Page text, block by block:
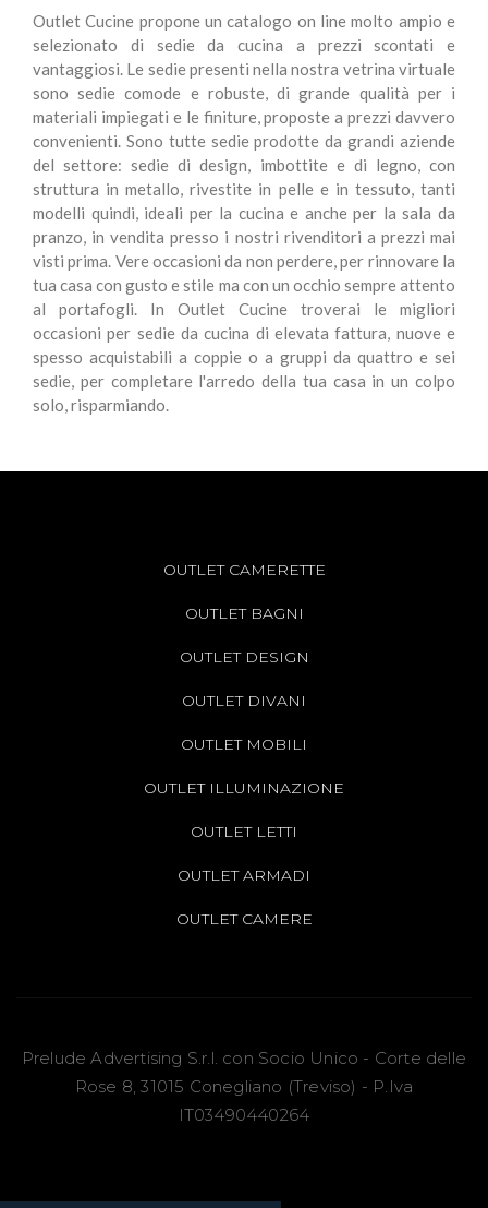
Outlet Cucine propone un catalogo on line molto ampio e
selezionato di sedie da cucina a prezzi scontati e
vantaggiosi. Le sedie presenti nella nostra vetrina virtuale
sono sedie comode e robuste, di grande qualità per i
materiali impiegati e le finiture, proposte a prezzi davvero
convenienti. Sono tutte sedie prodotte da grandi aziende
del settore: sedie di design, imbottite e di legno, con
struttura in metallo, rivestite in pelle e in tessuto, tanti
modelli quindi, ideali per la cucina e anche per la sala da
pranzo, in vendita presso i nostri rivenditori a prezzi mai
visti prima. Vere occasioni da non perdere, per rinnovare la
tua casa con gusto e stile ma con un occhio sempre attento
al portafogli. In Outlet Cucine troverai le migliori
occasioni per sedie da cucina di elevata fattura, nuove e
spesso acquistabili a coppie o a gruppi da quattro e sei
sedie, per completare l'arredo della tua casa in un colpo
solo, risparmiando.
OUTLET CAMERETTE
OUTLET BAGNI
OUTLET DESIGN
OUTLET DIVANI
OUTLET MOBILI
OUTLET ILLUMINAZIONE
OUTLET LETTI
OUTLET ARMADI
OUTLET CAMERE
Prelude Advertising S.r.l. con Socio Unico - Corte delle
Rose 8, 31015 Conegliano (Treviso) - P.Iva
IT03490440264